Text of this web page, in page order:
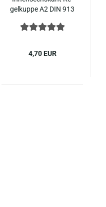
gel­kup­pe A2 DIN 913
4,70 EUR